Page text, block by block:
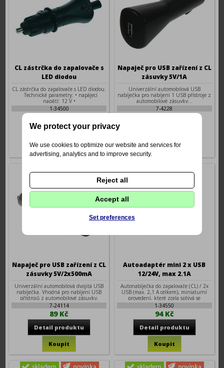
CL zástrčka do zapalovače s
LED diodou
CL zástrčka do zapalovače s LED diodou.
Technické parametry: • napájecí
napětí: 12 V •
1-34500
Napaječ pro USB zařízení z CL
zásuvky 5V/1A
Univerzální automobilová USB
nabíječka pro nabíjení 1 USB přístroje z
automobilové zásuvky...
7-4228
Napaječ pro USB zařízení z CL
zásuvky 5V/2x500mA
Univerzální automobilová dvojitá USB
nabíječka. Vhodná pro nabíjení USB
přístrojů z automobilové zásuvky.
7-24114
89 Kč
Autoadaptér mini 2 x USB
12/24V, max 2.1A
Autonabíječka do zapalovače (CL) / 2x
USB (max. 2,1 A celkem), miniaturní
provedení, které zcela splývá se
zásuvkou.
1-34550
94 Kč
We protect your privacy
We use cookies to optimize our website and services for
advertising, analytics and to improve security.
Reject all
Accept all
Set preferences